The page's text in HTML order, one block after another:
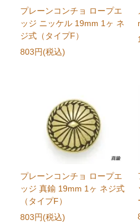
プレーンコンチョ ロープエ
ッジ ニッケル 19mm 1ヶ ネ
ジ式（タイプF）
803円(税込)
プレーンコンチョ ロープエ
ッジ 真鍮 19mm 1ヶ ネジ式
（タイプF）
803円(税込)